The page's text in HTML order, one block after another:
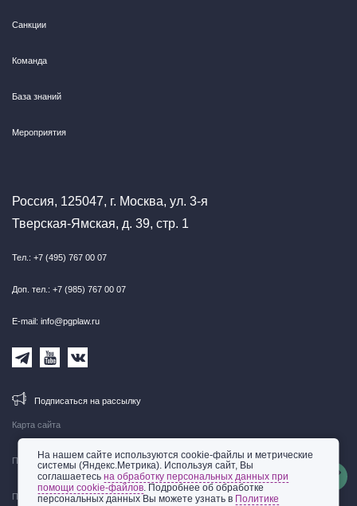
Карта сайта
Правовая информация
Политика обработки персональных данных
Санкции
Команда
База знаний
Мероприятия
Россия, 125047, г. Москва, ул. 3-я
Тверская-Ямская, д. 39, стр. 1
Тел.: +7 (495) 767 00 07
Доп. тел.: +7 (985) 767 00 07
E-mail: info@pgplaw.ru
Подписаться на рассылку
На нашем сайте используются cookie-файлы и метрические
системы (Яндекс.Метрика). Используя сайт, Вы
соглашаетесьна обработку персональных данных при
помощи cookie-файлов. Подробнее об обработке
персональных данных Вы можете узнать в Политике